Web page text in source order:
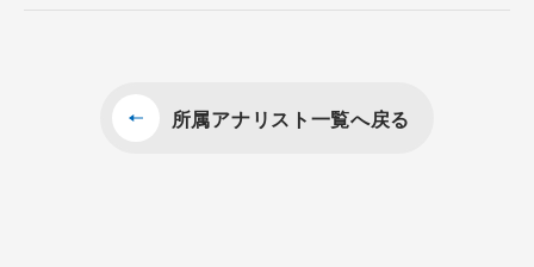
所属アナリスト一覧へ戻る